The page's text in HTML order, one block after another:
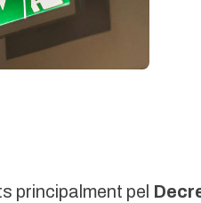
principalment pel